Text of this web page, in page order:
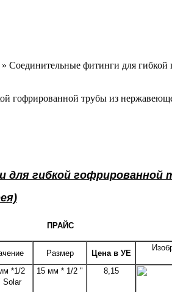
» Соединительные фитинги для гибкой
гофрированной трубы из
гибкой гофрированной
ПРАЙС
Размер Цена в УЕ
*1/2
Solar
15 мм * 1/2 " 8,15